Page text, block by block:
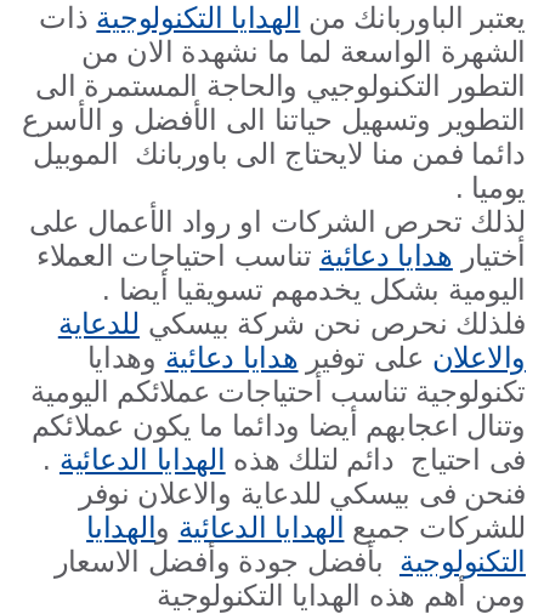
يعتبر الباوربانك من الهدايا التكنولوجية ذات
الشهرة الواسعة لما ما نشهدة الان من
التطور التكنولوجيي والحاجة المستمرة الى
التطوير وتسهيل حياتنا الى الأفضل و الأسرع
دائما فمن منا لايحتاج الى باوربانك الموبيل
يوميا .
لذلك تحرص الشركات او رواد الأعمال على
أختيار هدايا دعائية تناسب احتياجات العملاء
اليومية بشكل يخدمهم تسويقيا أيضا .
فلذلك نحرص نحن شركة بيسكي للدعاية
والاعلان على توفير هدايا دعائية وهدايا
تكنولوجية تناسب أحتياجات عملائكم اليومية
وتنال اعجابهم أيضا ودائما ما يكون عملائكم
فى احتياج دائم لتلك هذه الهدايا الدعائية .
فنحن فى بيسكي للدعاية والاعلان نوفر
للشركات جميع الهدايا الدعائية و الهدايا
التكنولوجية بأفضل جودة وأفضل الاسعار
ومن أهم هذه الهدايا التكنولوجية